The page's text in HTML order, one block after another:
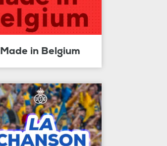
Made in Belgium